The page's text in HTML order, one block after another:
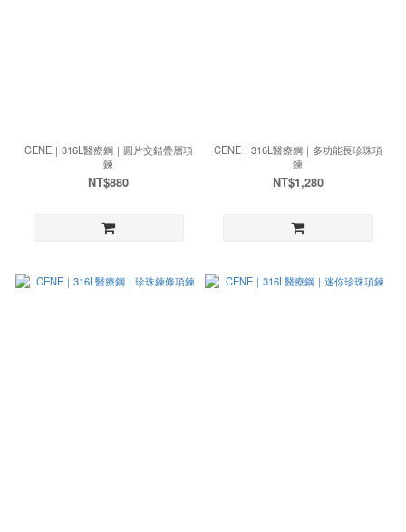
CENE｜316L醫療鋼｜圓片交錯疊層項
鍊
NT$880
CENE｜316L醫療鋼｜多功能長珍珠項
鍊
NT$1,280